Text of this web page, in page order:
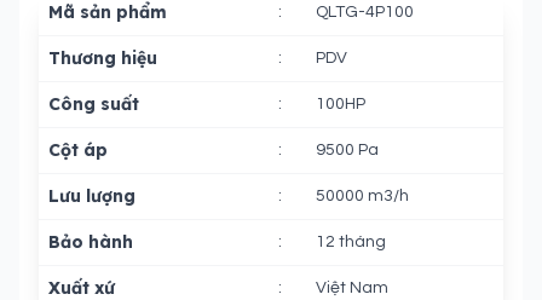
Mã sản phẩm : QLTG-4P100
Thương hiệu : PDV
Công suất : 100HP
Cột áp : 9500 Pa
Lưu lượng : 50000 m3/h
Bảo hành : 12 tháng
Xuất xứ : Việt Nam